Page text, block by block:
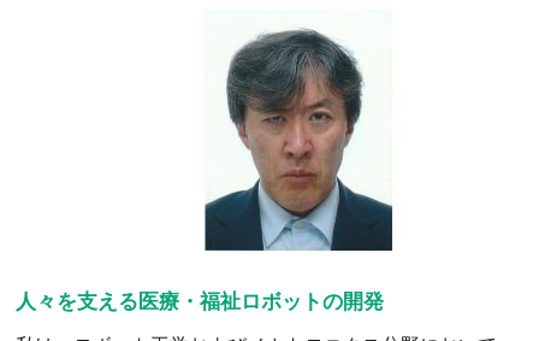
人々を支える医療・福祉ロボットの開発